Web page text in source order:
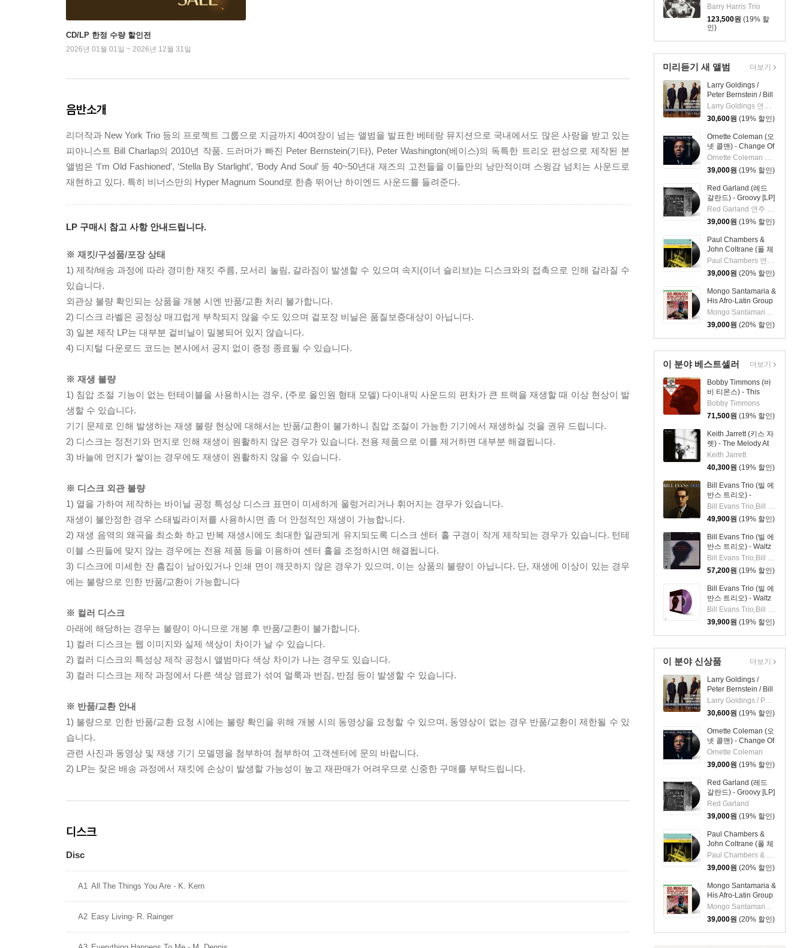
The Last Time I Saw
Paris [2LP]
Barry Harris Trio
123,500원 (19% 할
인)
미리듣기 새 앨범
Larry Goldings /
Peter Bernstein / Bill
Stewart (래리 골딩스
/ 피터 번스타인 / 빌
스튜어트) - Rhombus
Larry Goldings 연주 외 2명
30,600원 (19% 할인)
Ornette Coleman (오
넷 콜맨) - Change Of
The Century [LP] Ornette Coleman 연주
39,000원 (19% 할인)
Red Garland (레드
갈란드) - Groovy [LP]
Red Garland 연주 외 2명
39,000원 (19% 할인)
Paul Chambers &
John Coltrane (폴 체
임버스 & 존 콜트레
인) - A Jazz
Delegation From the
East: Chamber's
Music [LP]
Paul Chambers 연주 외 1명
39,000원 (20% 할인)
Mongo Santamaria &
His Afro-Latin Group
(몽고 산타마리아 &
히스 아프로 라틴 그
룹) - Go Mongo!
(Feat. Chick Corea)
[LP]
Mongo Santamaria 연주
39,000원 (20% 할인)
더보기
이 분야 베스트셀러
Bobby Timmons (바
비 티몬스) - This
Here Is Bobby
Timmons [LP]
Bobby Timmons
71,500원 (19% 할인)
Keith Jarrett (키스 자
렛) - The Melody At
Night, With You [LP]
Keith Jarrett
40,300원 (19% 할인)
Bill Evans Trio (빌 에
반스 트리오) -
Portrait In Jazz [LP] Bill Evans Trio,Bill Evans,Paul Motian,Scott LaFaro,Orrin Keepnews
49,900원 (19% 할인)
Bill Evans Trio (빌 에
반스 트리오) - Waltz
For Debby [LP]
Bill Evans Trio,Bill Evans,Paul Motian,Scott LaFaro
57,200원 (19% 할인)
Bill Evans Trio (빌 에
반스 트리오) - Waltz
For Debby [투명 퍼플
컬러 LP]
Bill Evans Trio,Bill Evans,Paul Motian,Scott LaFaro
39,900원 (19% 할인)
더보기
이 분야 신상품
Larry Goldings /
Peter Bernstein / Bill
Stewart (래리 골딩스
/ 피터 번스타인 / 빌
스튜어트) - Rhombus
Larry Goldings / Peter Bernstein / Bill Stewart
30,600원 (19% 할인)
Ornette Coleman (오
넷 콜맨) - Change Of
The Century [LP]
Ornette Coleman
39,000원 (19% 할인)
Red Garland (레드
갈란드) - Groovy [LP]
Red Garland
39,000원 (19% 할인)
Paul Chambers &
John Coltrane (폴 체
임버스 & 존 콜트레
인) - A Jazz
Delegation From the
East: Chamber's
Music [LP]
Paul Chambers & John Coltrane
39,000원 (20% 할인)
Mongo Santamaria &
His Afro-Latin Group
(몽고 산타마리아 &
히스 아프로 라틴 그
룹) - Go Mongo!
(Feat. Chick Corea)
Mongo Santamaria & His Afro-Latin Group
39,000원 (20% 할인)
더보기
CD/LP 한정 수량 할인전
2026년 01월 01일 ~ 2026년 12월 31일
음반소개
리더작과 New York Trio 등의 프로젝트 그룹으로 지금까지 40여장이 넘는 앨범을 발표한 베테랑 뮤지션으로 국내에서도 많은 사랑을 받고 있는
피아니스트 Bill Charlap의 2010년 작품. 드러머가 빠진 Peter Bernstein(기타), Peter Washington(베이스)의 독특한 트리오 편성으로 제작된 본
앨범은 ‘I'm Old Fashioned’, ‘Stella By Starlight’, ‘Body And Soul’ 등 40~50년대 재즈의 고전들을 이들만의 낭만적이며 스윙감 넘치는 사운드로
재현하고 있다. 특히 비너스만의 Hyper Magnum Sound로 한층 뛰어난 하이엔드 사운드를 들려준다.
LP 구매시 참고 사항 안내드립니다.
※ 재킷/구성품/포장 상태
1) 제작/배송 과정에 따라 경미한 재킷 주름, 모서리 눌림, 갈라짐이 발생할 수 있으며 속지(이너 슬리브)는 디스크와의 접촉으로 인해 갈라질 수
있습니다.
외관상 불량 확인되는 상품을 개봉 시엔 반품/교환 처리 불가합니다.
2) 디스크 라벨은 공정상 매끄럽게 부착되지 않을 수도 있으며 겉포장 비닐은 품질보증대상이 아닙니다.
3) 일본 제작 LP는 대부분 겉비닐이 밀봉되어 있지 않습니다.
4) 디지털 다운로드 코드는 본사에서 공지 없이 증정 종료될 수 있습니다.
※ 재생 불량
1) 침압 조절 기능이 없는 턴테이블을 사용하시는 경우, (주로 올인원 형태 모델) 다이내믹 사운드의 편차가 큰 트랙을 재생할 때 이상 현상이 발
생할 수 있습니다.
기기 문제로 인해 발생하는 재생 불량 현상에 대해서는 반품/교환이 불가하니 침압 조절이 가능한 기기에서 재생하실 것을 권유 드립니다.
2) 디스크는 정전기와 먼지로 인해 재생이 원활하지 않은 경우가 있습니다. 전용 제품으로 이를 제거하면 대부분 해결됩니다.
3) 바늘에 먼지가 쌓이는 경우에도 재생이 원활하지 않을 수 있습니다.
※ 디스크 외관 불량
1) 열을 가하여 제작하는 바이닐 공정 특성상 디스크 표면이 미세하게 울렁거리거나 휘어지는 경우가 있습니다.
재생이 불안정한 경우 스태빌라이저를 사용하시면 좀 더 안정적인 재생이 가능합니다.
2) 재생 음역의 왜곡을 최소화 하고 반복 재생시에도 최대한 일관되게 유지되도록 디스크 센터 홀 구경이 작게 제작되는 경우가 있습니다. 턴테
이블 스핀들에 맞지 않는 경우에는 전용 제품 등을 이용하여 센터 홀을 조정하시면 해결됩니다.
3) 디스크에 미세한 잔 흠집이 남아있거나 인쇄 면이 깨끗하지 않은 경우가 있으며, 이는 상품의 불량이 아닙니다. 단, 재생에 이상이 있는 경우
에는 불량으로 인한 반품/교환이 가능합니다
※ 컬러 디스크
아래에 해당하는 경우는 불량이 아니므로 개봉 후 반품/교환이 불가합니다.
1) 컬러 디스크는 웹 이미지와 실제 색상이 차이가 날 수 있습니다.
2) 컬러 디스크의 특성상 제작 공정시 앨범마다 색상 차이가 나는 경우도 있습니다.
3) 컬러 디스크는 제작 과정에서 다른 색상 염료가 섞여 얼룩과 번짐, 반점 등이 발생할 수 있습니다.
※ 반품/교환 안내
1) 불량으로 인한 반품/교환 요청 시에는 불량 확인을 위해 개봉 시의 동영상을 요청할 수 있으며, 동영상이 없는 경우 반품/교환이 제한될 수 있
습니다.
관련 사진과 동영상 및 재생 기기 모델명을 첨부하여 첨부하여 고객센터에 문의 바랍니다.
2) LP는 잦은 배송 과정에서 재킷에 손상이 발생할 가능성이 높고 재판매가 어려우므로 신중한 구매를 부탁드립니다.
디스크
Disc
A1 All The Things You Are - K. Kern
A2 Easy Living- R. Rainger